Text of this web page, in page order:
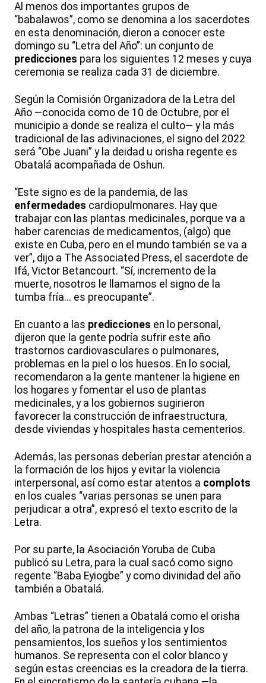
Al menos dos importantes grupos de
“babalawos”, como se denomina a los sacerdotes
en esta denominación, dieron a conocer este
domingo su “Letra del Año”: un conjunto de
predicciones para los siguientes 12 meses y cuya
ceremonia se realiza cada 31 de diciembre.
Según la Comisión Organizadora de la Letra del
Año —conocida como de 10 de Octubre, por el
municipio a donde se realiza el culto— y la más
tradicional de las adivinaciones, el signo del 2022
será “Obe Juani” y la deidad u orisha regente es
Obatalá acompañada de Oshun.
“Este signo es de la pandemia, de las
enfermedades cardiopulmonares. Hay que
trabajar con las plantas medicinales, porque va a
haber carencias de medicamentos, (algo) que
existe en Cuba, pero en el mundo también se va a
ver”, dijo a The Associated Press, el sacerdote de
Ifá, Victor Betancourt. “Sí, incremento de la
muerte, nosotros le llamamos el signo de la
tumba fría... es preocupante”.
En cuanto a las predicciones en lo personal,
dijeron que la gente podría sufrir este año
trastornos cardiovasculares o pulmonares,
problemas en la piel o los huesos. En lo social,
recomendaron a la gente mantener la higiene en
los hogares y fomentar el uso de plantas
medicinales, y a los gobiernos sugirieron
favorecer la construcción de infraestructura,
desde viviendas y hospitales hasta cementerios.
Además, las personas deberían prestar atención a
la formación de los hijos y evitar la violencia
interpersonal, así como estar atentos a complots
en los cuales “varias personas se unen para
perjudicar a otra”, expresó el texto escrito de la
Letra.
Por su parte, la Asociación Yoruba de Cuba
publicó su Letra, para la cual sacó como signo
regente “Baba Eyiogbe” y como divinidad del año
también a Obatalá.
Ambas “Letras” tienen a Obatalá como el orisha
del año, la patrona de la inteligencia y los
pensamientos, los sueños y los sentimientos
humanos. Se representa con el color blanco y
según estas creencias es la creadora de la tierra.